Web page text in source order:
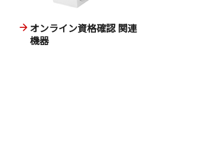
オンライン資格確認 関連
機器